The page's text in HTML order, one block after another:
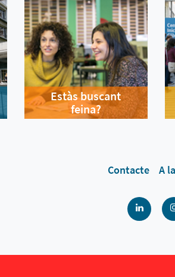
Estàs buscant
feina?
Contacte A